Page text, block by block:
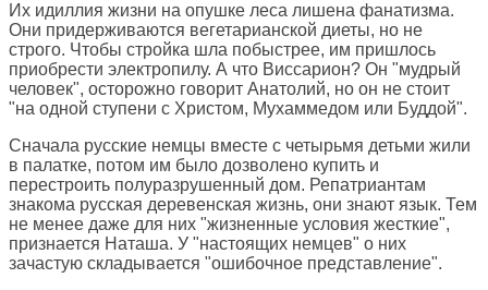
Их идиллия жизни на опушке леса лишена фанатизма.
Они придерживаются вегетарианской диеты, но не
строго. Чтобы стройка шла побыстрее, им пришлось
приобрести электропилу. А что Виссарион? Он "мудрый
человек", осторожно говорит Анатолий, но он не стоит
"на одной ступени с Христом, Мухаммедом или Буддой".
Сначала русские немцы вместе с четырьмя детьми жили
в палатке, потом им было дозволено купить и
перестроить полуразрушенный дом. Репатриантам
знакома русская деревенская жизнь, они знают язык. Тем
не менее даже для них "жизненные условия жесткие",
признается Наташа. У "настоящих немцев" о них
зачастую складывается "ошибочное представление".